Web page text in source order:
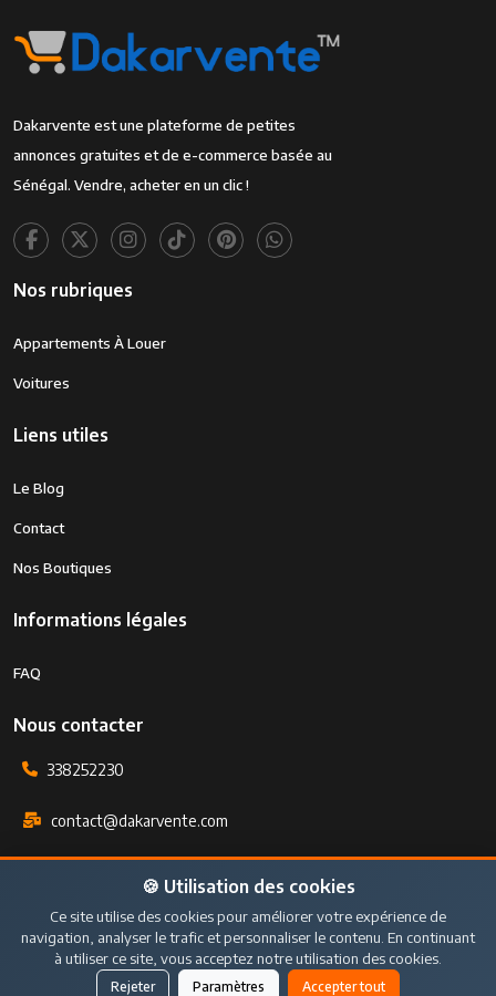
Dakarvente est une plateforme de petites
annonces gratuites et de e-commerce basée au
Sénégal. Vendre, acheter en un clic !
Nos rubriques
Appartements À Louer
Voitures
Liens utiles
Le Blog
Contact
Nos Boutiques
Informations légales
FAQ
Nous contacter
338252230
contact@dakarvente.com
Tous droits réservés © 2026 - DakarVente.
Paramètres des cookies
🍪 Utilisation des cookies
Ce site utilise des cookies pour améliorer votre expérience de
navigation, analyser le trafic et personnaliser le contenu. En continuant
à utiliser ce site, vous acceptez notre utilisation des cookies.
Rejeter Paramètres Accepter tout
Publier une annonce